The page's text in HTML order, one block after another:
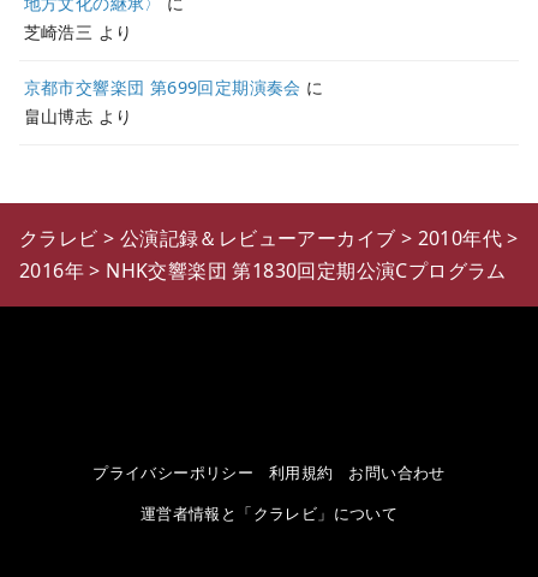
芝崎浩三 より
京都市交響楽団 第699回定期演奏会 に
畠山博志 より
クラレビ > 公演記録＆レビューアーカイブ > 2010年代>
2016年> NHK交響楽団 第1830回定期公演Cプログラム
プライバシーポリシー 利用規約
お問い合わせ
運営者情報と「クラレビ」について